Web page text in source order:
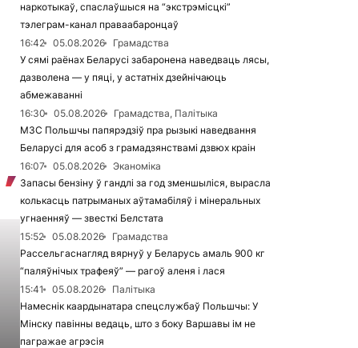
наркотыкаў, спаслаўшыся на “экстрэмісцкі”
тэлеграм-канал праваабаронцаў
16:42
05.08.2026
Грамадства
У сямі раёнах Беларусі забаронена наведваць лясы,
дазволена — у пяці, у астатніх дзейнічаюць
абмежаванні
16:30
05.08.2026
Грамадства, Палітыка
МЗС Польшчы папярэдзіў пра рызыкі наведвання
Беларусі для асоб з грамадзянствамі дзвюх краін
16:07
05.08.2026
Эканоміка
Запасы бензіну ў гандлі за год зменшыліся, вырасла
колькасць патрыманых аўтамабіляў і мінеральных
угнаенняў — звесткі Белстата
15:52
05.08.2026
Грамадства
Рассельгаснагляд вярнуў у Беларусь амаль 900 кг
“паляўнічых трафеяў” — рагоў аленя і лася
15:41
05.08.2026
Палітыка
Намеснік каардынатара спецслужбаў Польшчы: У
Мінску павінны ведаць, што з боку Варшавы ім не
пагражае агрэсія